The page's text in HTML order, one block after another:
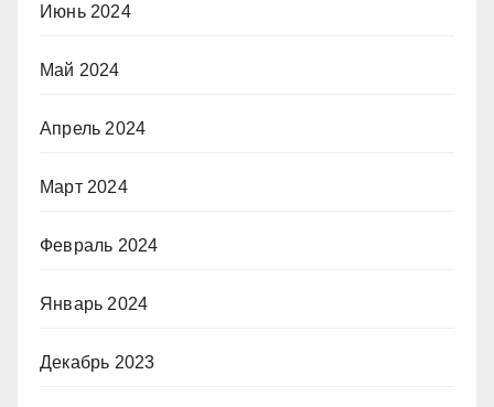
Июнь 2024
Май 2024
Апрель 2024
Март 2024
Февраль 2024
Январь 2024
Декабрь 2023